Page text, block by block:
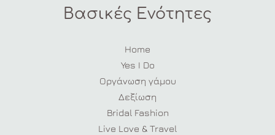
Βασικές Ενότητες
Home
Yes I Do
Οργάνωση γάμου
Δεξίωση
Bridal Fashion
Live Love & Travel